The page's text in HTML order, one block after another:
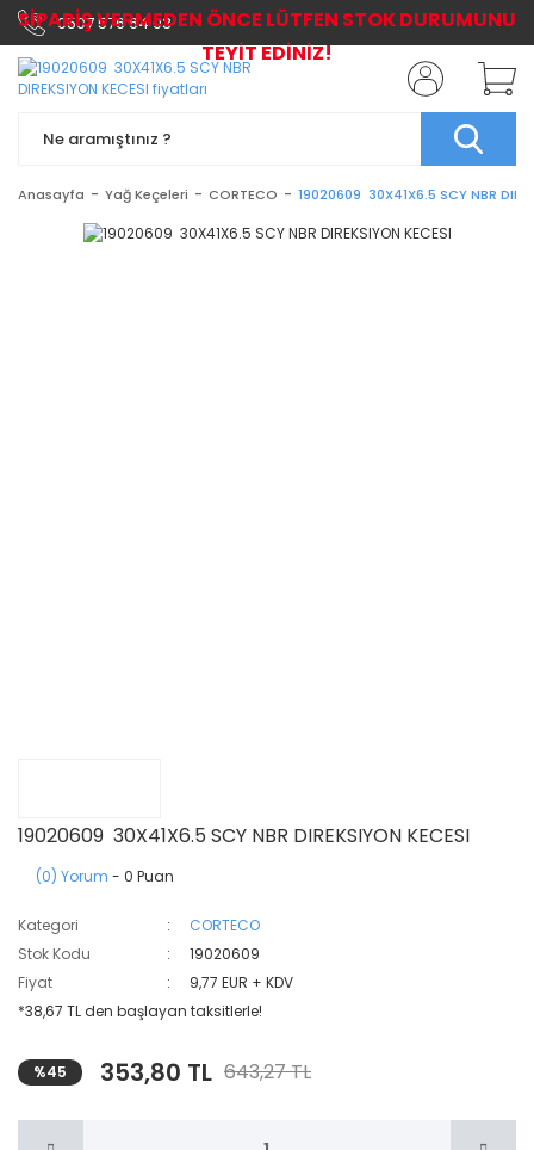
0507 576 64 03
Anasayfa Yağ Keçeleri CORTECO 19020609 30X41X6.5 SCY NBR
19020609 30X41X6.5 SCY NBR DIREKSIYON KECESI
(0) Yorum - 0 Puan
Kategori
CORTECO
Stok Kodu
19020609
Fiyat
9,77 EUR + KDV
*38,67 TL den başlayan taksitlerle!
%45 353,80 TL 643,27 TL
SİPARİŞ VERMEDEN ÖNCE LÜTFEN STOK DURUMUNU
TEYİT EDİNİZ!